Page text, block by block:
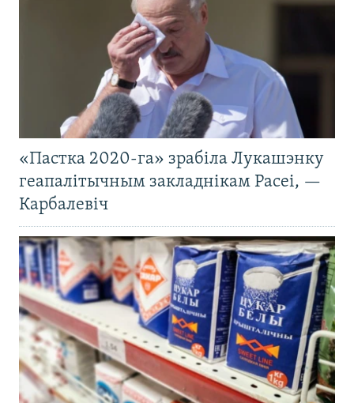
«Пастка 2020-га» зрабіла Лукашэнку
геапалітычным закладнікам Расеі, —
Карбалевіч